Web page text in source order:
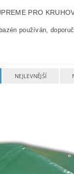
PRO
používán,
NEJLEVNĚJŠÍ